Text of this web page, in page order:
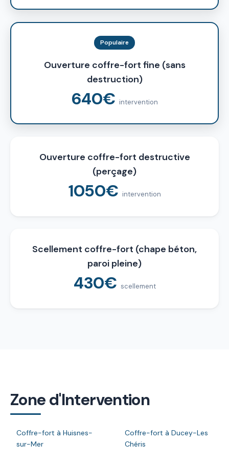
Populaire
Ouverture coffre-fort fine (sans
destruction)
640€ intervention
Ouverture coffre-fort destructive
(perçage)
1050€ intervention
Scellement coffre-fort (chape béton,
paroi pleine)
430€ scellement
Zone d'Intervention
Coffre-fort à Huisnes-
sur-Mer
Coffre-fort à Ducey-Les
Chéris